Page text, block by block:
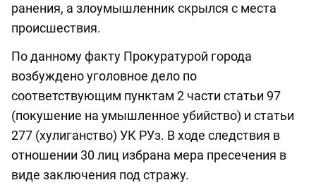
ранения, а злоумышленник скрылся с места
происшествия.
По данному факту Прокуратурой города
возбуждено уголовное дело по
соответствующим пунктам 2 части статьи 97
(покушение на умышленное убийство) и статьи
277 (хулиганство) УК РУз. В ходе следствия в
отношении 30 лиц избрана мера пресечения в
виде заключения под стражу.